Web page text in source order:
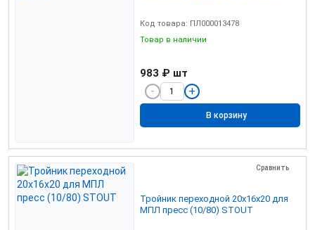
Код товара: ПЛ000013478
Товар в наличии
983 ₽ шт
В корзину
Сравнить
Тройник переходной 20х16х20 для
МПЛ пресс (10/80) STOUT